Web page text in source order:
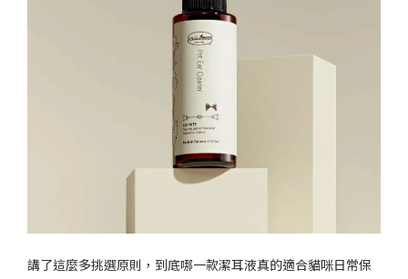
講了這麼多挑選原則，到底哪一款潔耳液真的適合貓咪日常保